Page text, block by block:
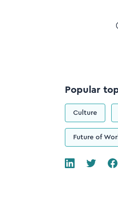
Popular
Culture
Future of